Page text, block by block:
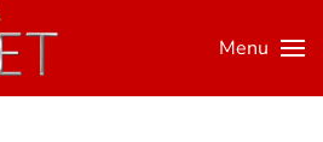
Menu